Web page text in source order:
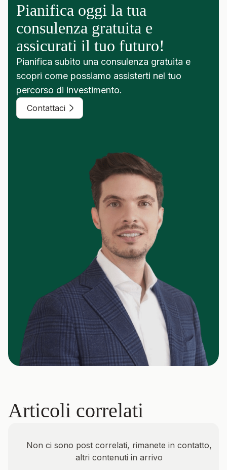
Pianifica oggi la tua
consulenza gratuita e
assicurati il tuo futuro!
Pianifica subito una consulenza gratuita e
scopri come possiamo assisterti nel tuo
percorso di investimento.
Contattaci
Articoli correlati
Non ci sono post correlati, rimanete in contatto,
altri contenuti in arrivo